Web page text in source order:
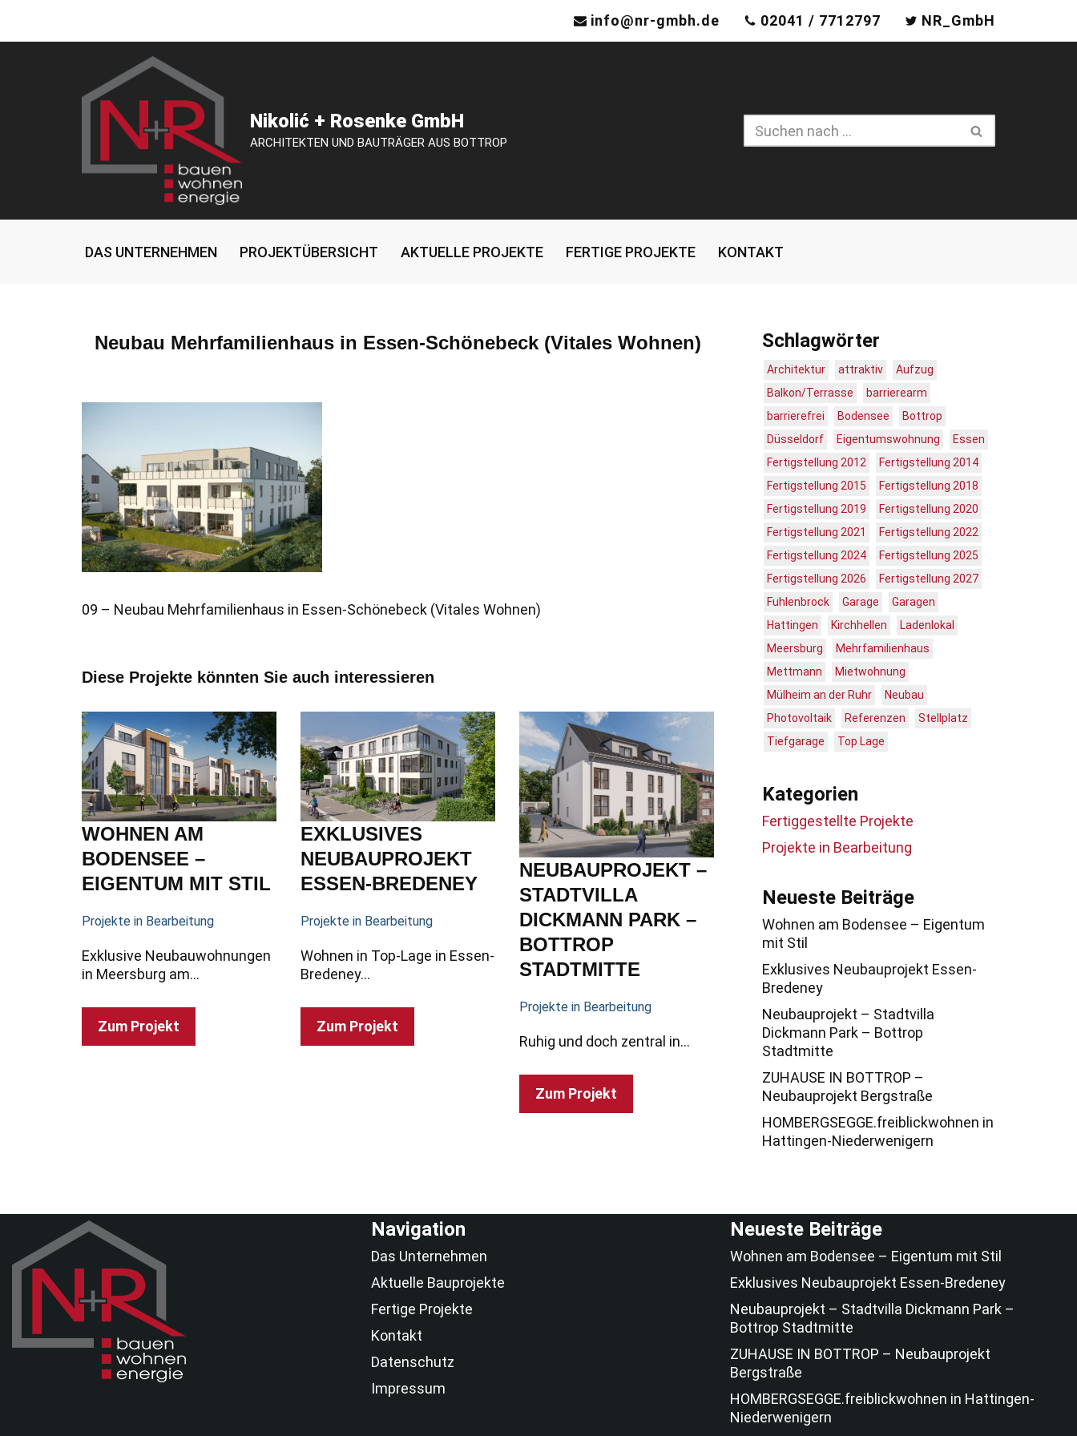
Zum
info@nr-gmbh.de 02041 / 7712797 NR_GmbH
Nikolić + Rosenke GmbH
ARCHITEKTEN UND BAUTRÄGER AUS BOTTROP
DAS UNTERNEHMEN PROJEKTÜBERSICHT AKTUELLE PROJEKTE FERTIGE PROJEKTE KONTAKT
Neubau Mehrfamilienhaus in Essen-Schönebeck (Vitales Wohnen)
09 – Neubau Mehrfamilienhaus in Essen-Schönebeck (Vitales Wohnen)
Diese Projekte könnten Sie auch interessieren
WOHNEN AM
BODENSEE –
EIGENTUM MIT STIL
Projekte in Bearbeitung
Exklusive Neubauwohnungen
in Meersburg am…
Zum Projekt
EXKLUSIVES
NEUBAUPROJEKT
ESSEN-BREDENEY
Projekte in Bearbeitung
Wohnen in Top-Lage in Essen-
Bredeney…
Zum Projekt
NEUBAUPROJEKT –
STADTVILLA
DICKMANN PARK –
BOTTROP
STADTMITTE
Projekte in Bearbeitung
Ruhig und doch zentral in…
Zum Projekt
Schlagwörter
Architektur attraktiv
Aufzug
Balkon/Terrasse
barrierearm
barrierefrei
Bodensee
Bottrop
Düsseldorf
Eigentumswohnung
Essen
Fertigstellung 2012
Fertigstellung 2014
Fertigstellung 2015
Fertigstellung 2018
Fertigstellung 2019
Fertigstellung 2020
Fertigstellung 2021
Fertigstellung 2022
Fertigstellung 2024
Fertigstellung 2025
Fertigstellung 2026
Fertigstellung 2027
Fuhlenbrock
Garage
Garagen
Hattingen
Kirchhellen
Ladenlokal
Meersburg
Mehrfamilienhaus
Mettmann
Mietwohnung
Mülheim an der Ruhr
Neubau
Photovoltaik
Referenzen
Stellplatz
Tiefgarage
Top Lage
Kategorien
Fertiggestellte Projekte
Projekte in Bearbeitung
Neueste Beiträge
Wohnen am Bodensee – Eigentum
mit Stil
Exklusives Neubauprojekt Essen-
Bredeney
Neubauprojekt – Stadtvilla
Dickmann Park – Bottrop
Stadtmitte
ZUHAUSE IN BOTTROP –
Neubauprojekt Bergstraße
HOMBERGSEGGE.freiblickwohnen in
Hattingen-Niederwenigern
Navigation
Das Unternehmen
Aktuelle Bauprojekte
Fertige Projekte
Kontakt
Datenschutz
Impressum
Neueste Beiträge
Wohnen am Bodensee – Eigentum mit Stil
Exklusives Neubauprojekt Essen-Bredeney
Neubauprojekt – Stadtvilla Dickmann Park –
Bottrop Stadtmitte
ZUHAUSE IN BOTTROP – Neubauprojekt
Bergstraße
HOMBERGSEGGE.freiblickwohnen in Hattingen-
Niederwenigern